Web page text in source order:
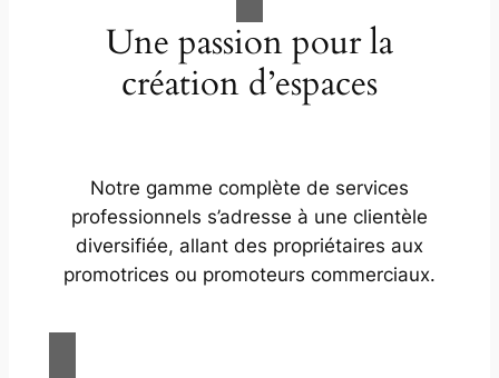
Une passion pour la
création d’espaces
Notre gamme complète de services
professionnels s’adresse à une clientèle
diversifiée, allant des propriétaires aux
promotrices ou promoteurs commerciaux.